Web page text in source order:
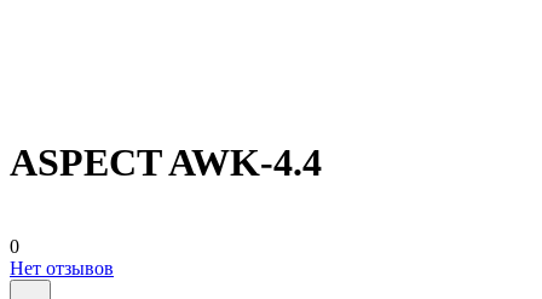
ASPECT AWK-4.4
0
Нет отзывов